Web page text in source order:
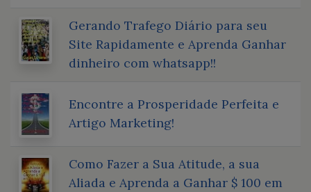
Gerando Trafego Diário para seu
Site Rapidamente e Aprenda Ganhar
dinheiro com whatsapp!!
Encontre a Prosperidade Perfeita e
Artigo Marketing!
Como Fazer a Sua Atitude, a sua
Aliada e Aprenda a Ganhar $ 100 em